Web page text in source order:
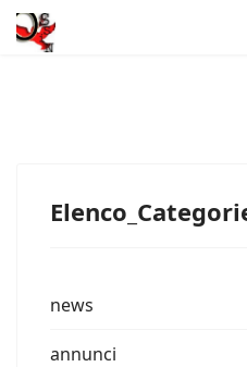
news
annunci